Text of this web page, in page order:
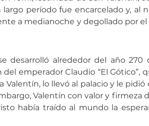
período fue encarcelado y, al
a medianoche y degollado por
desarrolló alrededor del año 270
emperador Claudio “El Gótico”,
Valentín, lo llevó al palacio y le
Valentín con valor y firmeza
había traído al mundo la